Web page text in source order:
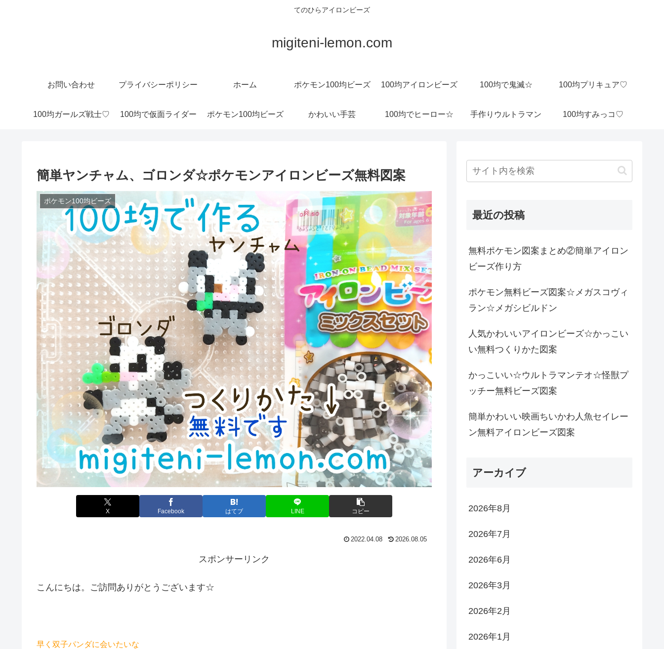
てのひらアイロンビーズ
migiteni-lemon.com
お問い合わせ プライバシーポリシー ホーム ポケモン100均ビーズ 100均アイロンビーズ 100均で鬼滅☆ 100均プリキュア♡
100均ガールズ戦士♡ 100均で仮面ライダー ポケモン100均ビーズ かわいい手芸 100均でヒーロー☆ 手作りウルトラマン 100均すみっコ♡
簡単ヤンチャム、ゴロンダ☆ポケモンアイロンビーズ無料図案
ポケモン100均ビーズ
X Facebook はてブ LINE コピー
2022.04.08 2026.08.05
スポンサーリンク
こんにちは。ご訪問ありがとうございます☆
早く双子パンダに会いたいな
最近の投稿
無料ポケモン図案まとめ②簡単アイロン
ビーズ作り方
ポケモン無料ビーズ図案☆メガスコヴィ
ラン☆メガシビルドン
人気かわいいアイロンビーズ☆かっこい
い無料つくりかた図案
かっこいい☆ウルトラマンテオ☆怪獣プ
ッチー無料ビーズ図案
簡単かわいい映画ちいかわ人魚セイレー
ン無料アイロンビーズ図案
アーカイブ
2026年8月
2026年7月
2026年6月
2026年3月
2026年2月
2026年1月